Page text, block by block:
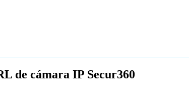
de cámara IP Secur360